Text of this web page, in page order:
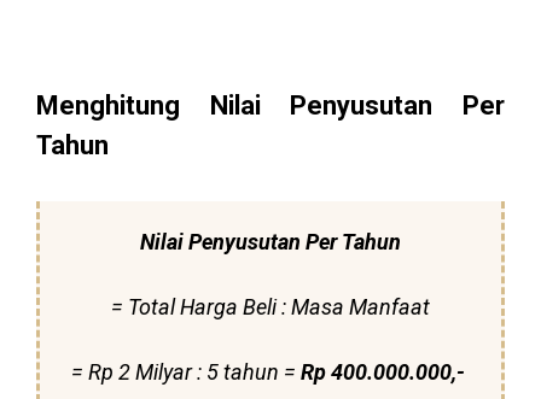
Menghitung Nilai Penyusutan Per
Tahun
Nilai Penyusutan Per Tahun
= Total Harga Beli : Masa Manfaat
= Rp 2 Milyar : 5 tahun = Rp 400.000.000,-